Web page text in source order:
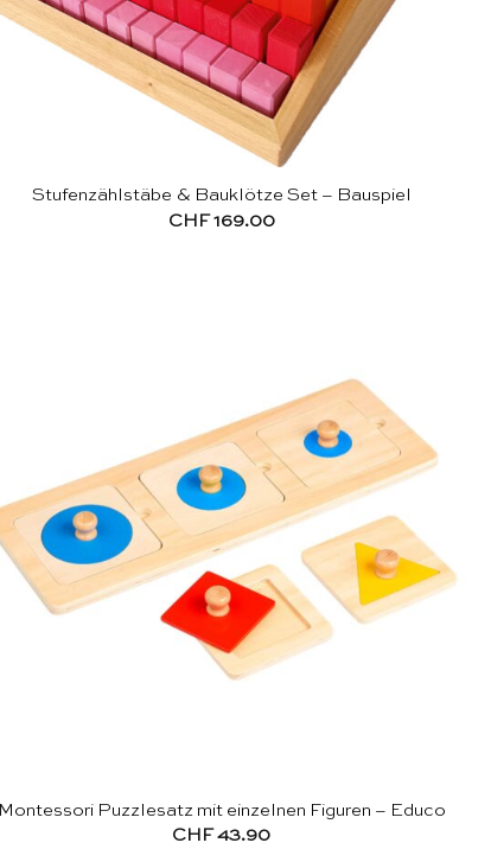
Stufenzählstäbe & Bauklötze Set – Bauspiel
CHF169.00
Montessori Puzzlesatz mit einzelnen Figuren – Educo
CHF43.90